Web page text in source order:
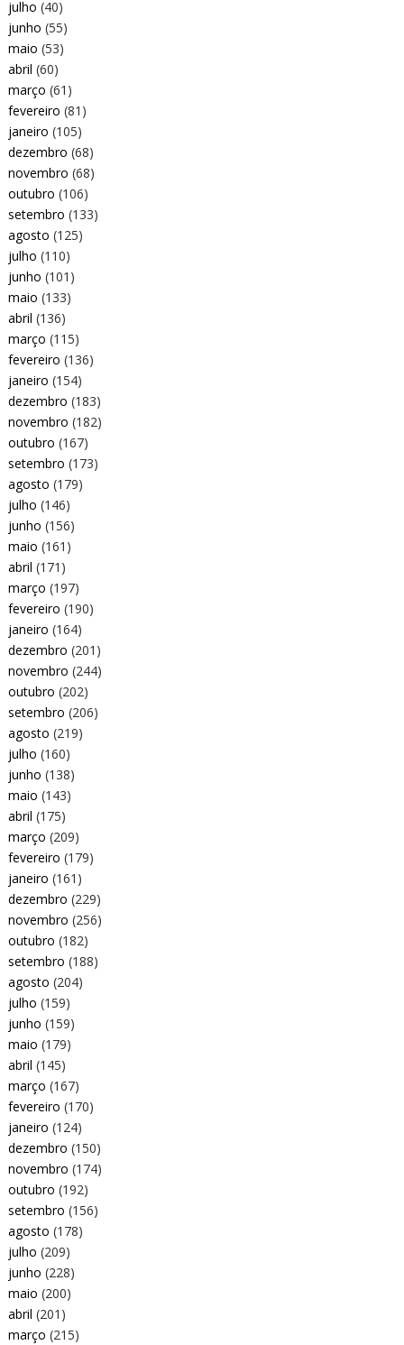
julho (40)
junho (55)
maio (53)
abril (60)
março (61)
fevereiro (81)
janeiro (105)
dezembro (68)
novembro (68)
outubro (106)
setembro (133)
agosto (125)
julho (110)
junho (101)
maio (133)
abril (136)
março (115)
fevereiro (136)
janeiro (154)
dezembro (183)
novembro (182)
outubro (167)
setembro (173)
agosto (179)
julho (146)
junho (156)
maio (161)
abril (171)
março (197)
fevereiro (190)
janeiro (164)
dezembro (201)
novembro (244)
outubro (202)
setembro (206)
agosto (219)
julho (160)
junho (138)
maio (143)
abril (175)
março (209)
fevereiro (179)
janeiro (161)
dezembro (229)
novembro (256)
outubro (182)
setembro (188)
agosto (204)
julho (159)
junho (159)
maio (179)
abril (145)
março (167)
fevereiro (170)
janeiro (124)
dezembro (150)
novembro (174)
outubro (192)
setembro (156)
agosto (178)
julho (209)
junho (228)
maio (200)
abril (201)
março (215)